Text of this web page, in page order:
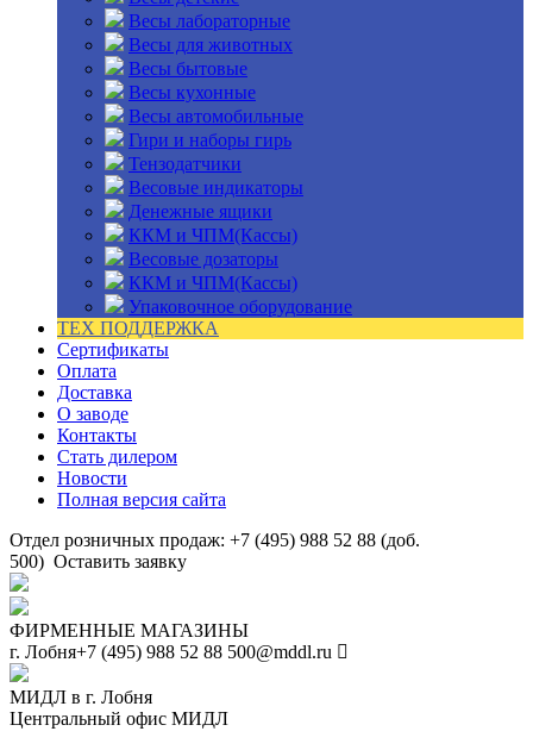
Весы лабораторные
Весы для животных
Весы бытовые
Весы кухонные
Весы автомобильные
Гири и наборы гирь
Тензодатчики
Весовые индикаторы
Денежные ящики
ККМ и ЧПМ(Кассы)
Весовые дозаторы
ККМ и ЧПМ(Кассы)
Упаковочное оборудование
ТЕХ ПОДДЕРЖКА
Сертификаты
Оплата
Доставка
О заводе
Контакты
Стать дилером
Новости
Полная версия сайта
Отдел розничных продаж: +7 (495) 988 52 88 (доб.
500) Оставить заявку
ФИРМЕННЫЕ МАГАЗИНЫ
г. Лобня+7 (495) 988 52 88 500@mddl.ru
МИДЛ в г. Лобня
Центральный офис МИДЛ